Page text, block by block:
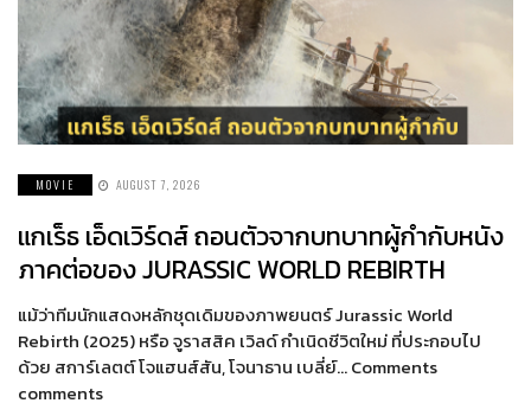
MOVIE AUGUST 7, 2026
แกเร็ธ เอ็ดเวิร์ดส์ ถอนตัวจากบทบาทผู้กำกับหนัง
ภาคต่อของ JURASSIC WORLD REBIRTH
แม้ว่าทีมนักแสดงหลักชุดเดิมของภาพยนตร์ Jurassic World
Rebirth (2025) หรือ จูราสสิค เวิลด์ กำเนิดชีวิตใหม่ ที่ประกอบไป
ด้วย สการ์เลตต์ โจแฮนส์สัน, โจนาธาน เบลี่ย์… Comments
comments